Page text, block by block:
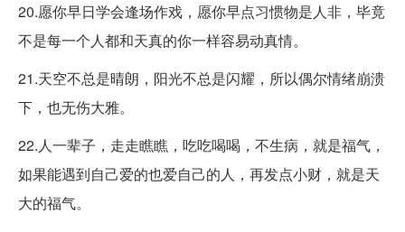
20.愿你早日学会逢场作戏，愿你早点习惯物是人非，毕竟
不是每一个人都和天真的你一样容易动真情。
21.天空不总是晴朗，阳光不总是闪耀，所以偶尔情绪崩溃
下，也无伤大雅。
22.人一辈子，走走瞧瞧，吃吃喝喝，不生病，就是福气，
如果能遇到自己爱的也爱自己的人，再发点小财，就是天
大的福气。